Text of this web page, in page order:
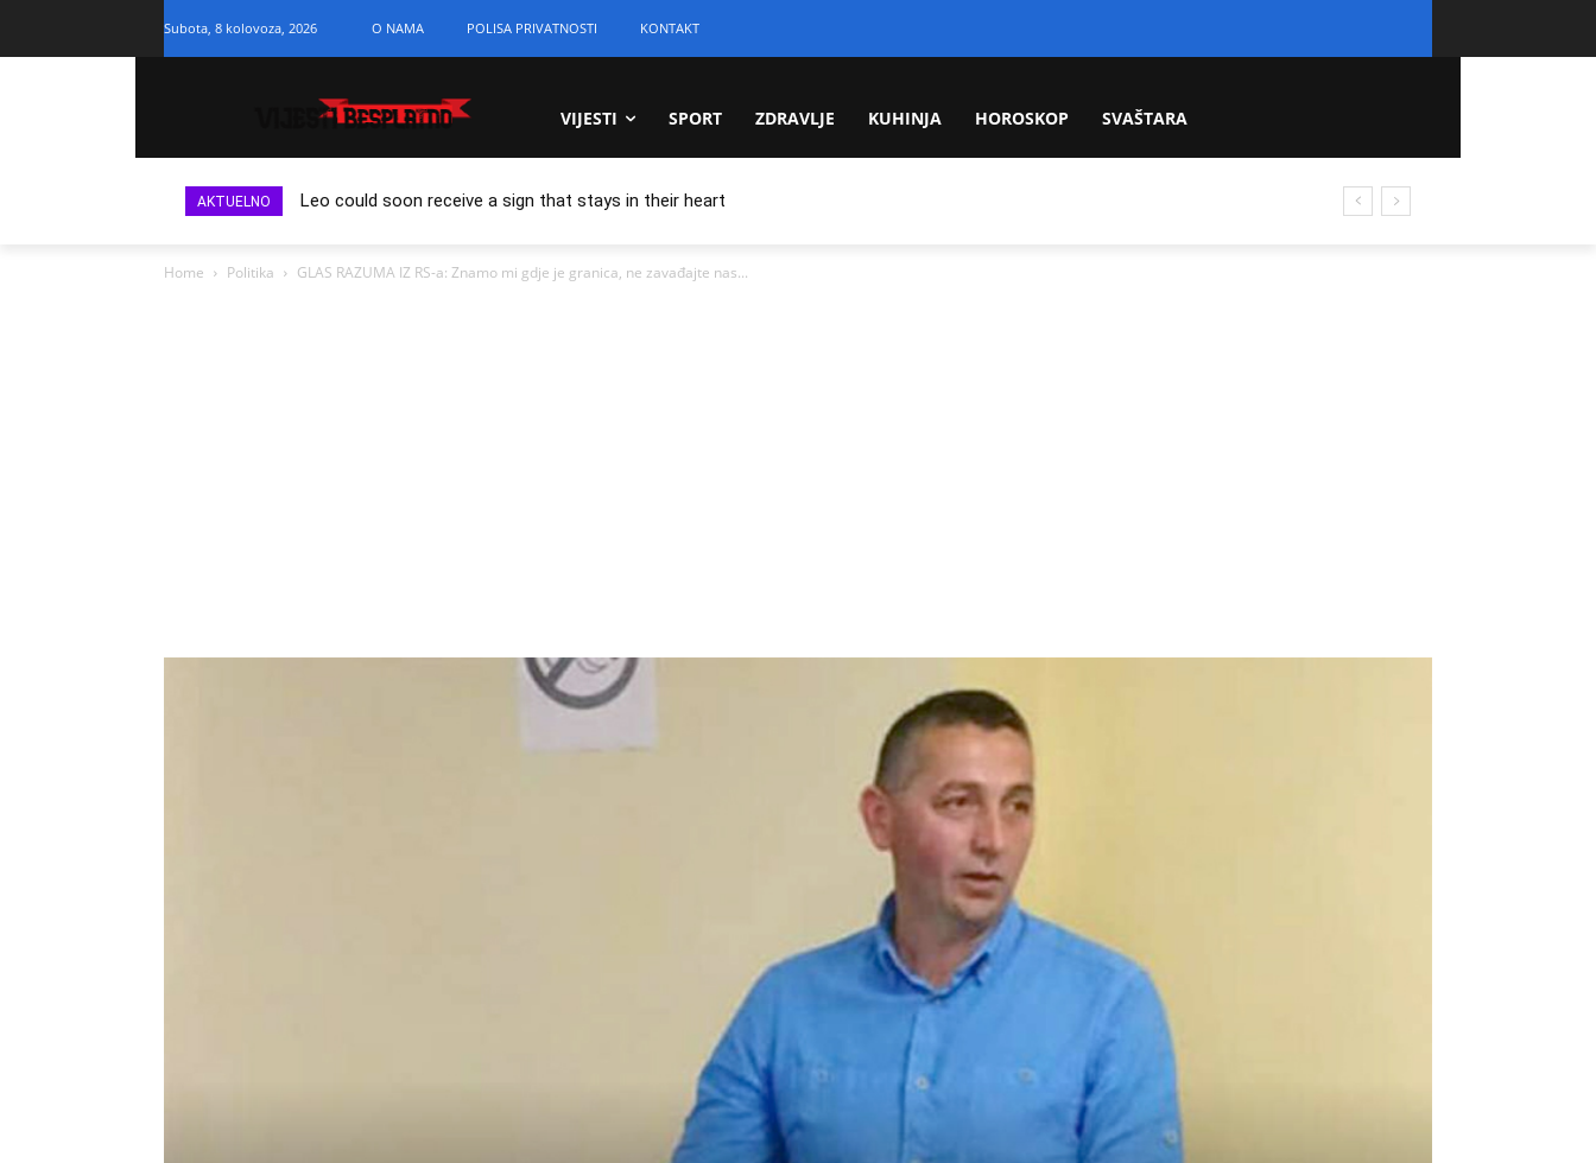
Subota, 8 kolovoza, 2026 O NAMA POLISA PRIVATNOSTI KONTAKT
VIJESTI SPORT ZDRAVLJE KUHINJA HOROSKOP SVAŠTARA
AKTUELNO Leo could soon receive a sign that stays in their heart
Home Politika GLAS RAZUMA IZ RS-a: Znamo mi gdje je granica, ne zavađajte nas...